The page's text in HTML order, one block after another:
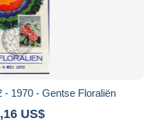
- 1970 - Gentse Floraliën
US$